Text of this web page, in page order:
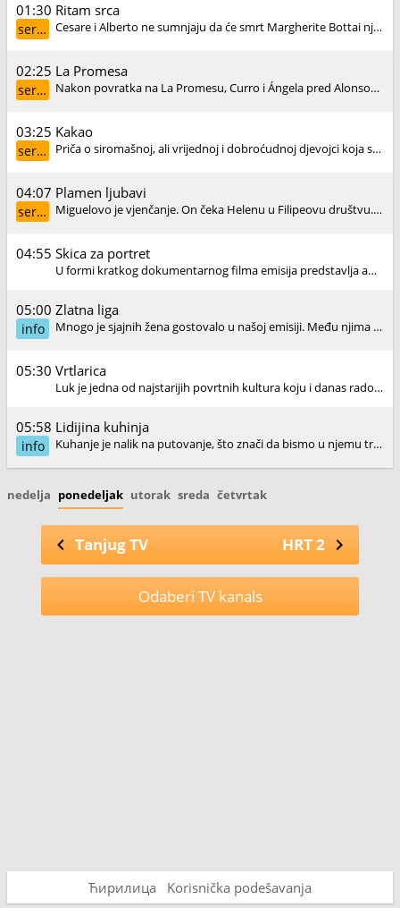
01:30
serija
Ritam srca
Cesare i Alberto ne sumnjaju da će smrt Margherite Bottai njihovi protivnici iskoristiti za izbacivanje primarijusa. Iako nije počinila nikakvu pogrešku, Delia se osjeća odgovornom.
02:25
serija
La Promesa
Nakon povratka na La Promesu, Curro i Ángela pred Alonsom i Leocadijom izraze želju da nastave vezu. Petra zamoli Jacoba da proda ogrlicu koju joj je darovala markiza i on pristane.
03:25
serija
Kakao
Priča o siromašnoj, ali vrijednoj i dobroćudnoj djevojci koja sanja da se jednog dana bavi proizvodnjom čokolade. Iako misli da je njena porodica siromašnog porijekla, sve se mijenja kada mračne...
04:07
serija
Plamen ljubavi
Miguelovo je vjenčanje. On čeka Helenu u Filipeovu društvu. Ona dolazi na vjenčanje s Marijom Paulom. Poslije, dok Helena sjedi sama u automobilu, pojavi se Nuno i izvlači je van.
04:55 Skica za portret
U formi kratkog dokumentarnog filma emisija predstavlja autore važne za hrvatsku povijest i kulturu.
05:00
info
Zlatna liga
Mnogo je sjajnih žena gostovalo u našoj emisiji. Među njima je bilo liječnica, glazbenica, sportašica, arhitektica, književnica i novinarki. A neke su od njih i novinarke i književnice.
05:30 Vrtlarica
Luk je jedna od najstarijih povrtnih kultura koju i danas rado uzgajamo u svojim vrtovima.
05:58
info
Lidijina kuhinja
Kuhanje je nalik na putovanje, što znači da bismo u njemu trebali uživati koliko i u jelu. Za focacciu iz Recca potrebno je malo vremena i planiranja, ali ona je puna sira i ima neodoljiv okus.
nedelja ponedeljak utorak sreda četvrtak
Tanjug TV HRT 2
Odaberi TV kanals
Ћирилица Korisnička podešavanja